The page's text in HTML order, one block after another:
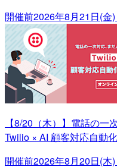
開催前2026年8月21日(金
【8/20（木）】電話の一
Twilio × AI 顧客対応自動
開催前2026年8月20日(木